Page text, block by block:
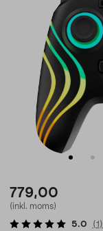
779,00
(inkl. moms)
5.0 (1 )